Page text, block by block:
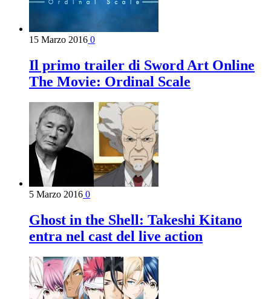
15 Marzo 2016 0
Il primo trailer di Sword Art Online
The Movie: Ordinal Scale
5 Marzo 2016 0
Ghost in the Shell: Takeshi Kitano
entra nel cast del live action